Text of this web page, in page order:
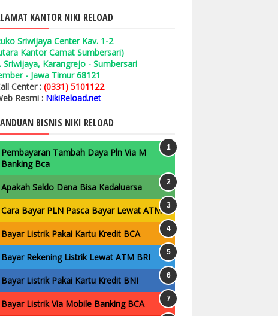
KANTOR NIKI RELOAD
Sriwijaya Center Kav. 1-2
Kantor Camat Sumbersari)
Sriwijaya, Karangrejo - Sumbersari
- Jawa Timur 68121
Center : (0331) 5101122
Resmi : NikiReload.net
BISNIS NIKI RELOAD
Pembayaran Tambah Daya Pln Via M
Banking Bca
Apakah Saldo Dana Bisa Kadaluarsa
Cara Bayar PLN Pasca Bayar Lewat ATM
Bayar Listrik Pakai Kartu Kredit BCA
Bayar Rekening Listrik Lewat ATM BRI
Bayar Listrik Pakai Kartu Kredit BNI
Bayar Listrik Via Mobile Banking BCA